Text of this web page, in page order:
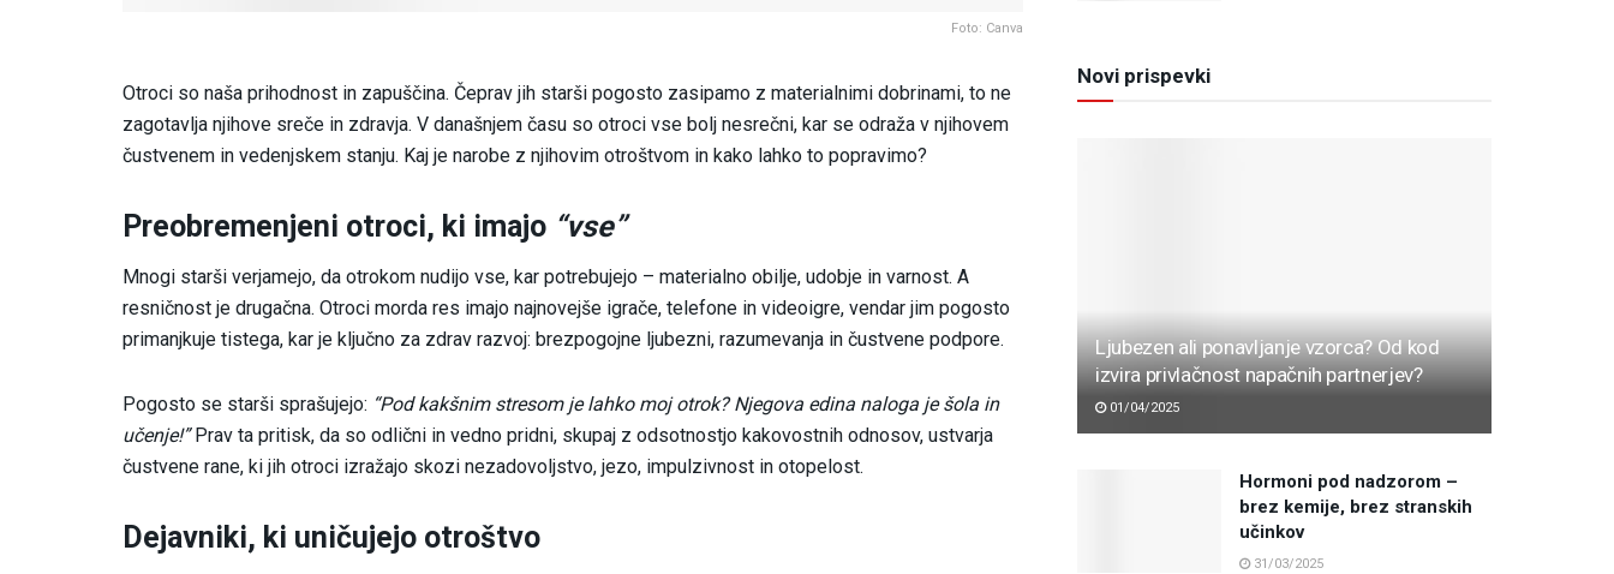
Foto: Canva
Otroci so naša prihodnost in zapuščina. Čeprav jih starši pogosto zasipamo z materialnimi dobrinami, to ne
zagotavlja njihove sreče in zdravja. V današnjem času so otroci vse bolj nesrečni, kar se odraža v njihovem
čustvenem in vedenjskem stanju. Kaj je narobe z njihovim otroštvom in kako lahko to popravimo?
Preobremenjeni otroci, ki imajo “vse”
Mnogi starši verjamejo, da otrokom nudijo vse, kar potrebujejo – materialno obilje, udobje in varnost. A
resničnost je drugačna. Otroci morda res imajo najnovejše igrače, telefone in videoigre, vendar jim pogosto
primanjkuje tistega, kar je ključno za zdrav razvoj: brezpogojne ljubezni, razumevanja in čustvene podpore.
Pogosto se starši sprašujejo: “Pod kakšnim stresom je lahko moj otrok? Njegova edina naloga je šola in
učenje!” Prav ta pritisk, da so odlični in vedno pridni, skupaj z odsotnostjo kakovostnih odnosov, ustvarja
čustvene rane, ki jih otroci izražajo skozi nezadovoljstvo, jezo, impulzivnost in otopelost.
Dejavniki, ki uničujejo otroštvo
Novi prispevki
Ljubezen ali ponavljanje vzorca? Od kod
izvira privlačnost napačnih partnerjev?
01/04/2025
Hormoni pod nadzorom –
brez kemije, brez stranskih
učinkov
31/03/2025